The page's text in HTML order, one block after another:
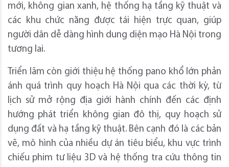
mới, không gian xanh, hệ thống hạ tầng kỹ thuật và
các khu chức năng được tái hiện trực quan, giúp
người dân dễ dàng hình dung diện mạo Hà Nội trong
tương lai.
Triển lãm còn giới thiệu hệ thống pano khổ lớn phản
ánh quá trình quy hoạch Hà Nội qua các thời kỳ, từ
lịch sử mở rộng địa giới hành chính đến các định
hướng phát triển không gian đô thị, quy hoạch sử
dụng đất và hạ tầng kỹ thuật. Bên cạnh đó là các bản
vẽ, mô hình của nhiều dự án tiêu biểu, khu vực trình
chiếu phim tư liệu 3D và hệ thống tra cứu thông tin